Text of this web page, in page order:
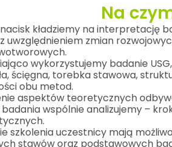
Na
nacisk kładziemy na
uwzględnieniem zmian
wykorzystujemy badanie
ścięgna, torebka stawowa,
obu metod.
aspektów teoretycznych
wspólnie analizujemy –
szkolenia uczestnicy mają
stawów oraz podstawowych